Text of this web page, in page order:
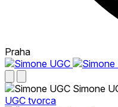
Praha
Simone
UGC tvorca